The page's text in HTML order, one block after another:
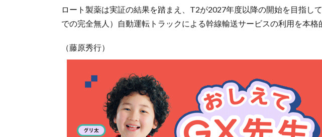
ロート製薬は実証の結果を踏まえ、T2が2027年度以降の開始を目指し
での完全無人）自動運転トラックによる幹線輸送サービスの利用を本格
（藤原秀行）